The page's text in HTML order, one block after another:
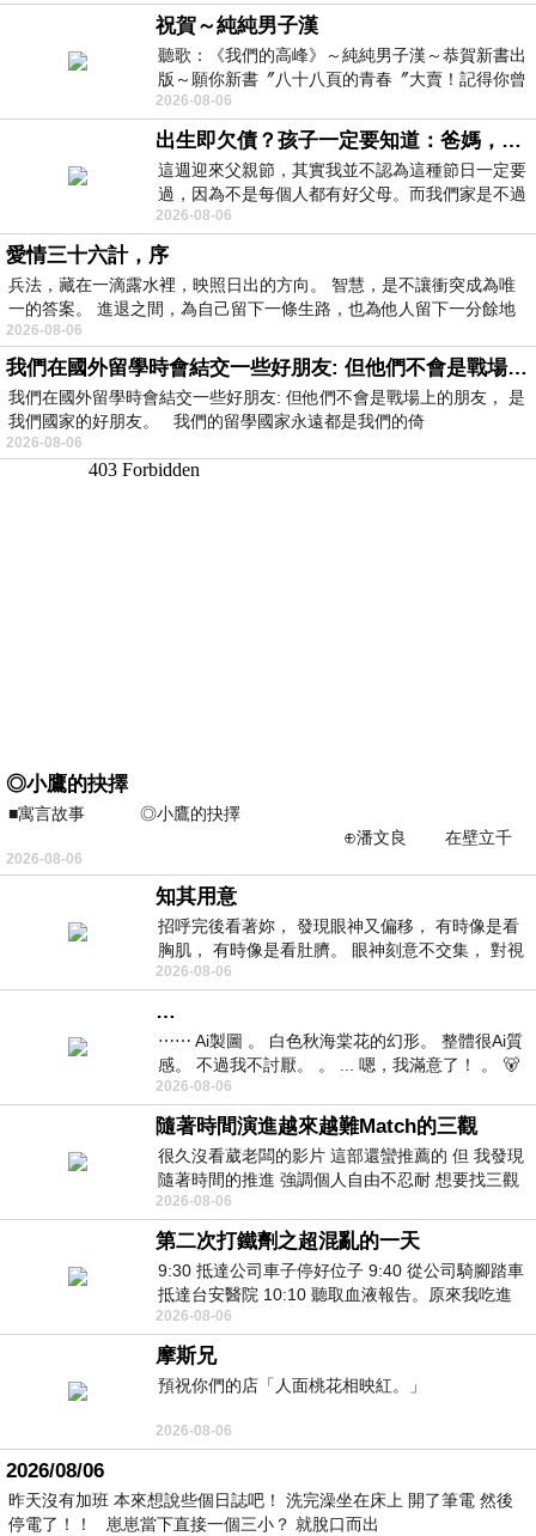
祝賀～純純男子漢
聽歌：《我們的高峰》～純純男子漢～恭賀新書出
版～願你新書〞八十八頁的青春〞大賣！記得你曾
經在我的版留言…「好讚的圖^^感覺大家
2026-08-06
出生即欠債？孩子一定要知道：爸媽，其實我不欠你們
這週迎來父親節，其實我並不認為這種節日一定要
過，因為不是每個人都有好父母。而我們家是不過
節的，平時也沒什麼儀式感，生活趨近冷
2026-08-06
愛情三十六計，序
兵法，藏在一滴露水裡，映照日出的方向。 智慧，是不讓衝突成為唯
一的答案。 進退之間，為自己留下一條生路，也為他人留下一分餘地
2026-08-06
我們在國外留學時會結交一些好朋友: 但他們不會是戰場上的朋友
我們在國外留學時會結交一些好朋友: 但他們不會是戰場上的朋友， 是
我們國家的好朋友。 我們的留學國家永遠都是我們的倚
2026-08-06
◎小鷹的抉擇
■寓言故事 ◎小鷹的抉擇
⊕潘文良 在壁立千
仞的懸崖上，有一座遮天蔽
2026-08-06
知其用意
招呼完後看著妳， 發現眼神又偏移， 有時像是看
胸肌， 有時像是看肚臍。 眼神刻意不交集， 對視
視線不對齊， 讓我很難不
2026-08-06
…
⋯⋯ Ai製圖 。 白色秋海棠花的幻形。 整體很Ai質
感。 不過我不討厭。 。 ... 嗯，我滿意了！ 。 🐻
昨中
2026-08-06
隨著時間演進越來越難Match的三觀
很久沒看葳老闆的影片 這部還蠻推薦的 但 我發現
隨著時間的推進 強調個人自由不忍耐 想要找三觀
接近的不要說對象 連朋友都超
2026-08-06
第二次打鐵劑之超混亂的一天
9:30 抵達公司車子停好位子 9:40 從公司騎腳踏車
抵達台安醫院 10:10 聽取血液報告。原來我吃進
去的 B12 彌可保並非沒有吸收而是超
2026-08-06
摩斯兄
預祝你們的店「人面桃花相映紅。」
2026-08-06
2026/08/06
昨天沒有加班 本來想說些個日誌吧！ 洗完澡坐在床上 開了筆電 然後
停電了！！ 崽崽當下直接一個三小？ 就脫口而出